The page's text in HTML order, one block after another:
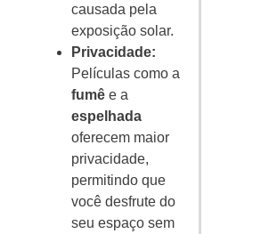
causada pela
exposição solar.
Privacidade:
Películas como a
fumê e a
espelhada
oferecem maior
privacidade,
permitindo que
você desfrute do
seu espaço sem